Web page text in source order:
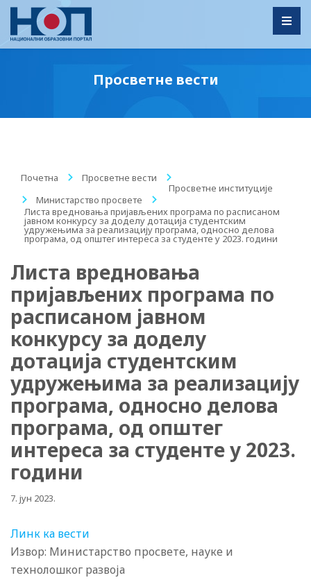
Просветне вести
Почетна / Просветне вести
/
Просветне институције
/
Министарство просвете
/
Листа вредновања пријављених програма по расписаном
јавном конкурсу за доделу дотација студентским
удружењима за реализацију програма, односно делова
програма, од општег интереса за студенте у 2023. години
Листа вредновања
пријављених програма по
расписаном јавном
конкурсу за доделу
дотација студентским
удружењима за реализацију
програма, односно делова
програма, од општег
интереса за студенте у 2023.
години
7. јун 2023.
Линк ка вести
Извор: Министарство просвете, науке и
технолошког развоја